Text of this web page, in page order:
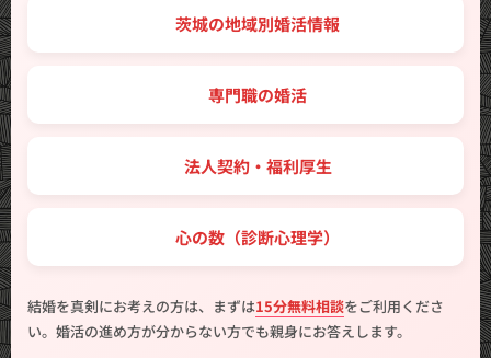
🗾 茨城の地域別婚活情報
💼 専門職の婚活
🤝 法人契約・福利厚生
💖 心の数（診断心理学）
結婚を真剣にお考えの方は、まずは15分無料相談をご利用くださ
い。婚活の進め方が分からない方でも親身にお答えします。